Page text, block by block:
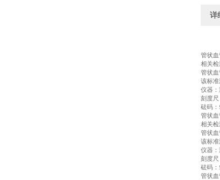
详
管状
相关
管状
该标
仪器
刻度尺
砝码：
管状
相关
管状
该标
仪器：
刻度尺
砝码：
管状